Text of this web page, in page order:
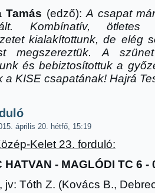
Tamás (edző):A csapat
Kombínatív, ötletes
kialakítottunk, de elég
megszereztük. A
és bebiztosítottuk a
a KISE csapatának! Hajrá
április 20. hétfő, 15:19
Kelet 23. forduló:
HATVAN - MAGLÓDI TC 6 -
jv: Tóth Z. (Kovács B.,